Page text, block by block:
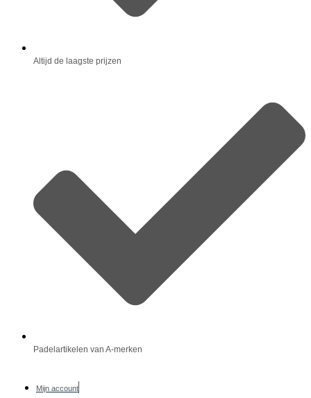
Altijd de laagste prijzen
Padelartikelen van A-merken
Mijn account